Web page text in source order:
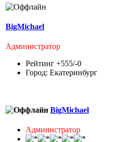
BigMichael
Администратор
Рейтинг +555/-0
Город: Екатеринбург
BigMichael
Администратор